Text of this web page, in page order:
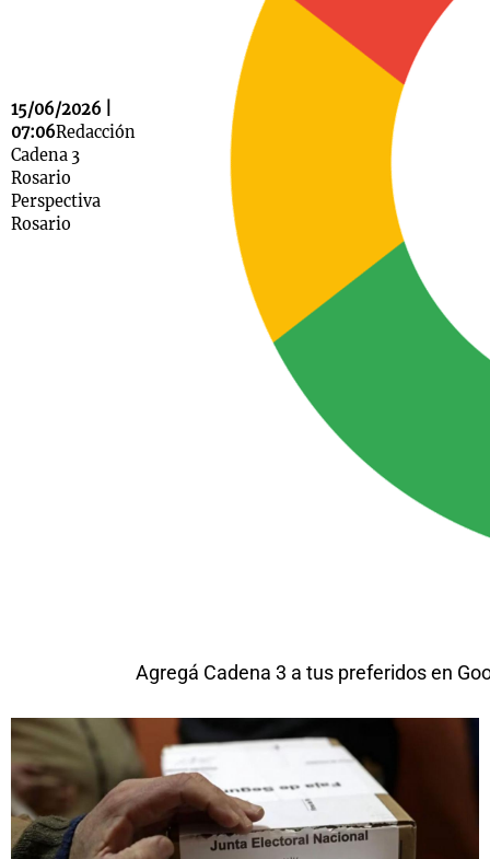
15/06/2026 |
07:06Redacción
Cadena 3
Rosario
Perspectiva
Rosario
Agregá Cadena 3 a tus preferidos en
La Sole en
Cadena 3